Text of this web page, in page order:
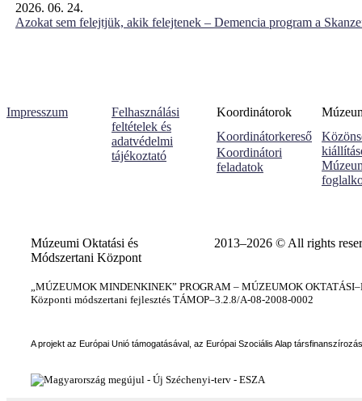
2026. 06. 24.
Azokat sem felejtjük, akik felejtenek – Demencia program a
Impresszum
Felhasználási
feltételek és
adatvédelmi
tájékoztató
Koordinátorok
Koordinátorkereső
Koordinátori
feladatok
Múzeumi Oktatási és
Módszertani Központ
2013–2026 © All rights
„MÚZEUMOK MINDENKINEK” PROGRAM – MÚZEUMOK
Központi módszertani fejlesztés TÁMOP–3.2.8/A-08-2008-0002
A projekt az Európai Unió támogatásával, az Európai Szociális Alap